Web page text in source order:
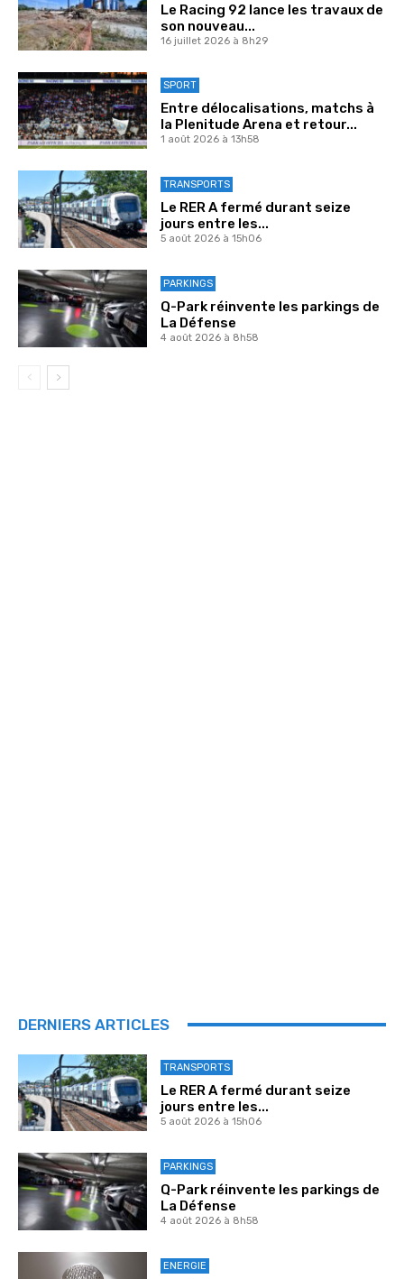
Le Racing 92 lance les travaux de
son nouveau...
16 juillet 2026 à 8h29
SPORT
Entre délocalisations, matchs à
la Plenitude Arena et retour...
1 août 2026 à 13h58
TRANSPORTS
Le RER A fermé durant seize
jours entre les...
5 août 2026 à 15h06
PARKINGS
Q-Park réinvente les parkings de
La Défense
4 août 2026 à 8h58
DERNIERS ARTICLES
TRANSPORTS
Le RER A fermé durant seize
jours entre les...
5 août 2026 à 15h06
PARKINGS
Q-Park réinvente les parkings de
La Défense
4 août 2026 à 8h58
ENERGIE